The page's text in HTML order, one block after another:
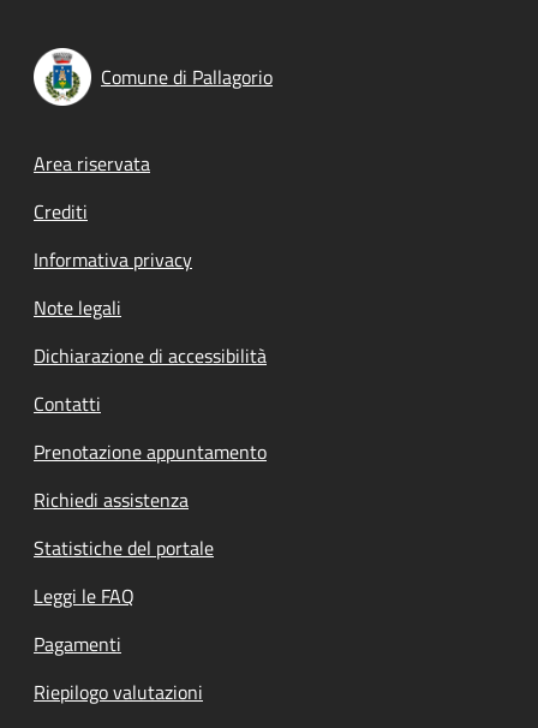
Comune di Pallagorio
Footer menu
Area riservata
Crediti
Informativa privacy
Note legali
Dichiarazione di accessibilità
Contatti
Prenotazione appuntamento
Richiedi assistenza
Statistiche del portale
Leggi le FAQ
Pagamenti
Riepilogo valutazioni